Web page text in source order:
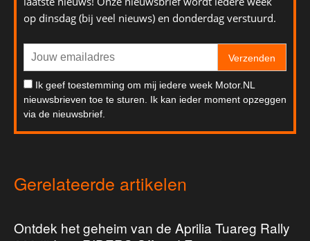
op dinsdag (bij veel nieuws) en donderdag verstuurd.
Verzenden
Ik geef toestemming om mij iedere week Motor.NL
nieuwsbrieven toe te sturen. Ik kan ieder moment opzeggen
via de nieuwsbrief.
Gerelateerde artikelen
Ontdek het geheim van de Aprilia Tuareg Rally